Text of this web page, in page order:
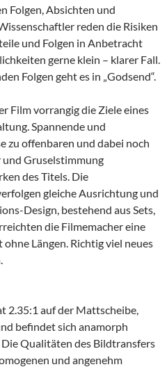
Folgen, Absichten und
reden die Risiken
und Folgen in Anbetracht
gerne klein – klarer Fall.
Folgen geht es in „Godsend“.
Film vorrangig die Ziele eines
Spannende und
zu offenbaren und dabei noch
Gruselstimmung
des Titels. Die
gleiche Ausrichtung und
Design, bestehend aus Sets,
die Filmemacher eine
Längen. Richtig viel neues
2.35:1 auf der Mattscheibe,
befindet sich anamorph
Qualitäten des Bildtransfers
und angenehm